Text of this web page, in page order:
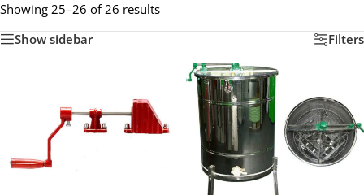
Showing 25–26 of 26 results
Show sidebar
Filters